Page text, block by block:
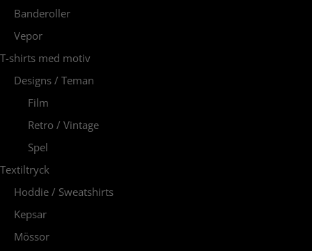
Banderoller
Vepor
T-shirts med motiv
Designs / Teman
Film
Retro / Vintage
Spel
Textiltryck
Hoddie / Sweatshirts
Kepsar
Mössor